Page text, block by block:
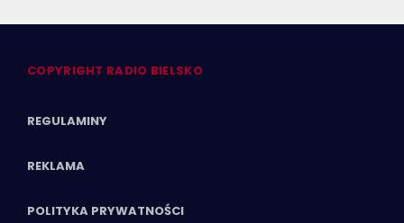
COPYRIGHT RADIO BIELSKO
REGULAMINY
REKLAMA
POLITYKA PRYWATNOŚCI